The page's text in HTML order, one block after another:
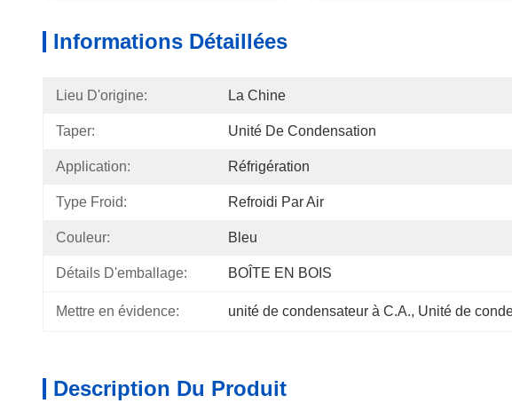
Informations Détaillées
Lieu D'origine: La Chine
Taper: Unité De Condensation
Application: Réfrigération
Type Froid: Refroidi Par Air
Couleur: Bleu
Détails D'emballage: BOÎTE EN BOIS
Mettre en évidence: unité de condensateur à C.A., Unité de
Description Du Produit